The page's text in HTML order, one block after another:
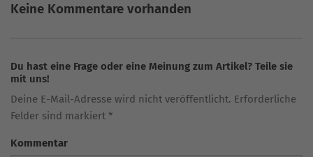
Keine Kommentare vorhanden
Du hast eine Frage oder eine Meinung zum Artikel? Teile sie
mit uns!
Deine E-Mail-Adresse wird nicht veröffentlicht. Erforderliche
Felder sind markiert *
Kommentar